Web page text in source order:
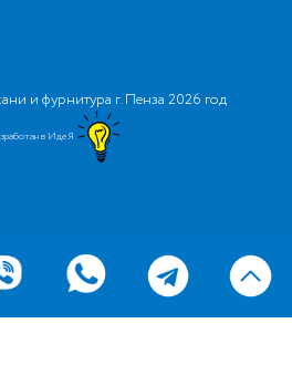
и фурнитура г. Пенза 2026 год
в ИдеЯ